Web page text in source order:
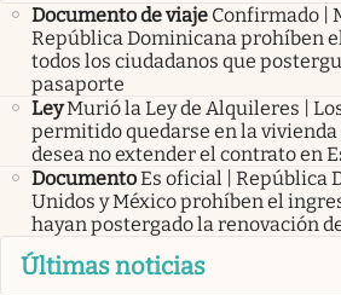
Documento de viaje Confirmado |
República Dominicana prohíben
todos los ciudadanos que
pasaporte
LeyMurió la Ley de Alquileres |
permitido quedarse en la
desea no extender el contrato en
DocumentoEs oficial | República
Unidos y México prohíben el
hayan postergado la renovación
Últimas noticias